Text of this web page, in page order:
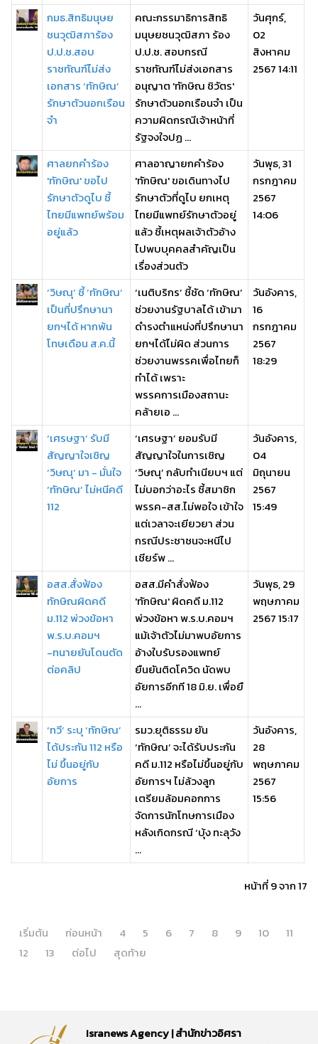
กมธ.สิทธิมนุษย
ชนวุฒิสภาร้อง
ป.ป.ช.สอบ
ราชทัณฑ์ไม่ส่ง
เอกสาร ‘ทักษิณ’
รักษาตัวนอกเรือน
จำ
คณะกรรมาธิการสิทธิ
มนุษยชนวุฒิสภา ร้อง
ป.ป.ช. สอบกรณี
ราชทัณฑ์ไม่ส่งเอกสาร
อนุญาต 'ทักษิณ ชิวัตร'
รักษาตัวนอกเรือนจำ เป็น
ความผิดกรณีเจ้าหน้าที่
รัฐจงใจปฏ ...
วันศุกร์,
02
สิงหาคม
2567 14:11
ศาลยกคำร้อง
'ทักษิณ' ขอไป
รักษาตัวดูไบ ชี้
ไทยมีแพทย์พร้อม
อยู่แล้ว
ศาลอาญายกคำร้อง
'ทักษิณ' ขอเดินทางไป
รักษาตัวที่ดูไบ ยกเหตุ
ไทยมีแพทย์รักษาตัวอยู่
แล้ว ชี้เหตุผลเจ้าตัวอ้าง
ไปพบบุคคลสำคัญเป็น
เรื่องส่วนตัว
วันพุธ, 31
กรกฎาคม
2567
14:06
‘วิษณุ’ ชี้ ‘ทักษิณ’
เป็นที่ปรึกษานา
ยกฯได้ หากพ้น
โทษเดือน ส.ค.นี้
‘เนติบริกร’ ชี้ชัด ‘ทักษิณ’
ช่วยงานรัฐบาลได้ เข้ามา
ดำรงตำแหน่งที่ปรึกษานา
ยกฯได้ไม่ผิด ส่วนการ
ช่วยงานพรรคเพื่อไทยก็
ทำได้ เพราะ
พรรคการเมืองสถานะ
คล้ายเอ ...
วันอังคาร,
16
กรกฎาคม
2567
18:29
‘เศรษฐา’ รับมี
สัญญาใจเชิญ
‘วิษณุ’ มา - มั่นใจ
‘ทักษิณ’ ไม่หนีคดี
112
‘เศรษฐา’ ยอมรับมี
สัญญาใจในการเชิญ
‘วิษณุ’ กลับทำเนียบฯ แต่
ไม่บอกว่าอะไร ชี้สมาชิก
พรรค-สส.ไม่พอใจ เข้าใจ
แต่เวลาจะเยียวยา ส่วน
กรณีประชาชนจะหนีไป
เชียร์พ ...
วันอังคาร,
04
มิถุนายน
2567
15:49
อสส.สั่งฟ้อง
ทักษิณผิดคดี
ม.112 พ่วงข้อหา
พ.ร.บ.คอมฯ
-ทนายยันโดนตัด
ต่อคลิป
อสส.มีคำสั่งฟ้อง
'ทักษิณ' ผิดคดี ม.112
พ่วงข้อหา พ.ร.บ.คอมฯ
แม้เจ้าตัวไม่มาพบอัยการ
อ้างใบรับรองแพทย์
ยืนยันติดโควิด นัดพบ
อัยการอีกที 18 มิ.ย. เพื่อยื
...
วันพุธ, 29
พฤษภาคม
2567 15:17
‘ทวี’ ระบุ ‘ทักษิณ’
ได้ประกัน 112 หรือ
ไม่ ขึ้นอยู่กับ
อัยการ
รมว.ยุติธรรม ยัน
‘ทักษิณ’ จะได้รับประกัน
คดี ม.112 หรือไม่ขึ้นอยู่กับ
อัยการฯ ไม่ล้วงลูก
เตรียมล้อมคอกการ
จัดการนักโทษการเมือง
หลังเกิดกรณี ‘บุ้ง ทะลุวัง
...
วันอังคาร,
28
พฤษภาคม
2567
15:56
หน้าที่ 9 จาก 17
เริ่มต้น ก่อนหน้า 4 5 6 7 8 9 10
11
12
13 ต่อไป สุดท้าย
Isranews Agency | สำนักข่าวอิศรา